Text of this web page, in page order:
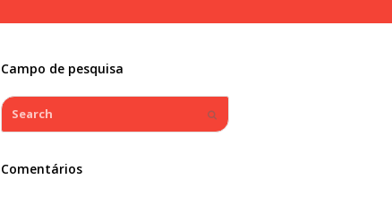
Campo de pesquisa
Search
Comentários